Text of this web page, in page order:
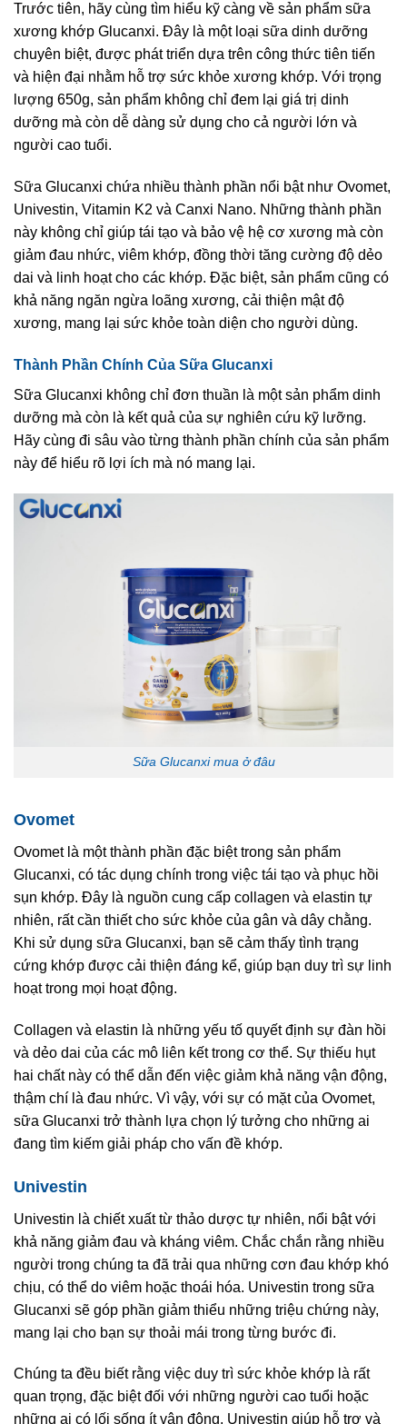
Trước tiên, hãy cùng tìm hiểu kỹ càng về sản phẩm sữa
xương khớp Glucanxi. Đây là một loại sữa dinh dưỡng
chuyên biệt, được phát triển dựa trên công thức tiên tiến
và hiện đại nhằm hỗ trợ sức khỏe xương khớp. Với trọng
lượng 650g, sản phẩm không chỉ đem lại giá trị dinh
dưỡng mà còn dễ dàng sử dụng cho cả người lớn và
người cao tuổi.
Sữa Glucanxi chứa nhiều thành phần nổi bật như Ovomet,
Univestin, Vitamin K2 và Canxi Nano. Những thành phần
này không chỉ giúp tái tạo và bảo vệ hệ cơ xương mà còn
giảm đau nhức, viêm khớp, đồng thời tăng cường độ dẻo
dai và linh hoạt cho các khớp. Đặc biệt, sản phẩm cũng có
khả năng ngăn ngừa loãng xương, cải thiện mật độ
xương, mang lại sức khỏe toàn diện cho người dùng.
Thành Phần Chính Của Sữa Glucanxi
Sữa Glucanxi không chỉ đơn thuần là một sản phẩm dinh
dưỡng mà còn là kết quả của sự nghiên cứu kỹ lưỡng.
Hãy cùng đi sâu vào từng thành phần chính của sản phẩm
này để hiểu rõ lợi ích mà nó mang lại.
Sữa Glucanxi mua ở đâu
Ovomet
Ovomet là một thành phần đặc biệt trong sản phẩm
Glucanxi, có tác dụng chính trong việc tái tạo và phục hồi
sụn khớp. Đây là nguồn cung cấp collagen và elastin tự
nhiên, rất cần thiết cho sức khỏe của gân và dây chằng.
Khi sử dụng sữa Glucanxi, bạn sẽ cảm thấy tình trạng
cứng khớp được cải thiện đáng kể, giúp bạn duy trì sự linh
hoạt trong mọi hoạt động.
Collagen và elastin là những yếu tố quyết định sự đàn hồi
và dẻo dai của các mô liên kết trong cơ thể. Sự thiếu hụt
hai chất này có thể dẫn đến việc giảm khả năng vận động,
thậm chí là đau nhức. Vì vậy, với sự có mặt của Ovomet,
sữa Glucanxi trở thành lựa chọn lý tưởng cho những ai
đang tìm kiếm giải pháp cho vấn đề khớp.
Univestin
Univestin là chiết xuất từ thảo dược tự nhiên, nổi bật với
khả năng giảm đau và kháng viêm. Chắc chắn rằng nhiều
người trong chúng ta đã trải qua những cơn đau khớp khó
chịu, có thể do viêm hoặc thoái hóa. Univestin trong sữa
Glucanxi sẽ góp phần giảm thiểu những triệu chứng này,
mang lại cho bạn sự thoải mái trong từng bước đi.
Chúng ta đều biết rằng việc duy trì sức khỏe khớp là rất
quan trọng, đặc biệt đối với những người cao tuổi hoặc
những ai có lối sống ít vận động. Univestin giúp hỗ trợ và